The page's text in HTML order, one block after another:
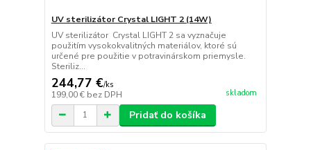
UV sterilizátor Crystal LIGHT 2 (14W)
UV sterilizátor Crystal LIGHT 2 sa vyznačuje
použitím vysokokvalitných materiálov, ktoré sú
určené pre použitie v potravinárskom priemysle.
Steriliz...
244,77 €/ks
199,00 € bez DPH skladom
Pridať do košíka